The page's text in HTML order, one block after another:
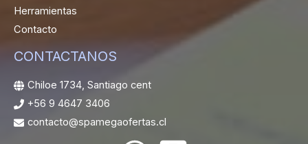
Herramientas
Contacto
CONTACTANOS
Chiloe 1734, Santiago cent
+56 9 4647 3406
contacto@spamegaofertas.cl